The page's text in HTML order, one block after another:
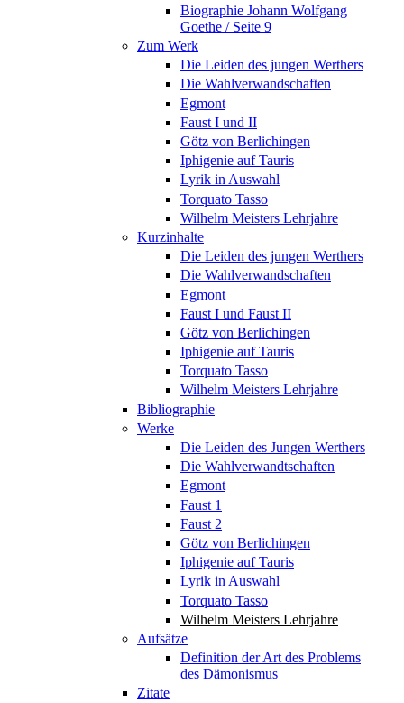
Biographie Johann Wolfgang
Goethe / Seite 9
Zum Werk
Die Leiden des jungen Werthers
Die Wahlverwandschaften
Egmont
Faust I und II
Götz von Berlichingen
Iphigenie auf Tauris
Lyrik in Auswahl
Torquato Tasso
Wilhelm Meisters Lehrjahre
Kurzinhalte
Die Leiden des jungen Werthers
Die Wahlverwandschaften
Egmont
Faust I und Faust II
Götz von Berlichingen
Iphigenie auf Tauris
Torquato Tasso
Wilhelm Meisters Lehrjahre
Bibliographie
Werke
Die Leiden des Jungen Werthers
Die Wahlverwandtschaften
Egmont
Faust 1
Faust 2
Götz von Berlichingen
Iphigenie auf Tauris
Lyrik in Auswahl
Torquato Tasso
Wilhelm Meisters Lehrjahre
Aufsätze
Definition der Art des Problems
des Dämonismus
Zitate